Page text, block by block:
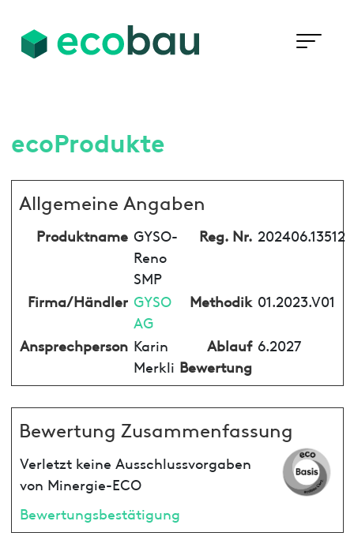
ecoProdukte
Allgemeine Angaben
Produktname GYSO-
Reno
SMP
Reg. Nr. 202406.13512
Firma/Händler GYSO
AG
Methodik 01.2023.V01
Ansprechperson Karin
Merkli
Ablauf
Bewertung
6.2027
Bewertung Zusammenfassung
Verletzt keine Ausschlussvorgaben
von Minergie-ECO
Bewertungsbestätigung